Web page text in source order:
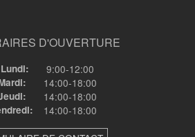
D'OUVERTURE
Lundi: 9:00-12:00
14:00-18:00
14:00-18:00
14:00-18:00